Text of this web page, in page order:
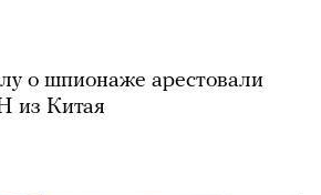
о шпионаже арестовали
из Китая